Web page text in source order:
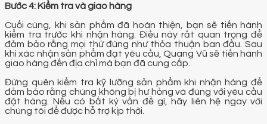
Bước 4: Kiểm tra và giao hàng
Cuối cùng, khi sản phẩm đã hoàn thiện, bạn sẽ tiến hành
kiểm tra trước khi nhận hàng. Điều này rất quan trọng để
đảm bảo rằng mọi thứ đúng như thỏa thuận ban đầu. Sau
khi xác nhận sản phẩm đạt yêu cầu, Quang Vũ sẽ tiến hành
giao hàng đến địa chỉ mà bạn đã cung cấp.
Đừng quên kiểm tra kỹ lưỡng sản phẩm khi nhận hàng để
đảm bảo rằng chúng không bị hư hỏng và đúng với yêu cầu
đặt hàng. Nếu có bất kỳ vấn đề gì, hãy liên hệ ngay với
chúng tôi để được hỗ trợ kịp thời.